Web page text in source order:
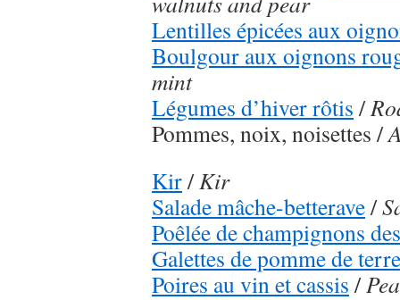
Lentilles épicées aux
Boulgour aux oignons
mint
Légumes d’hiver rôtis /
Pommes, noix, noisettes /
Kir/Kir
Salade mâche-betterave/
Poêlée de champignons
Galettes de pomme de terre
Poires au vin et cassis /